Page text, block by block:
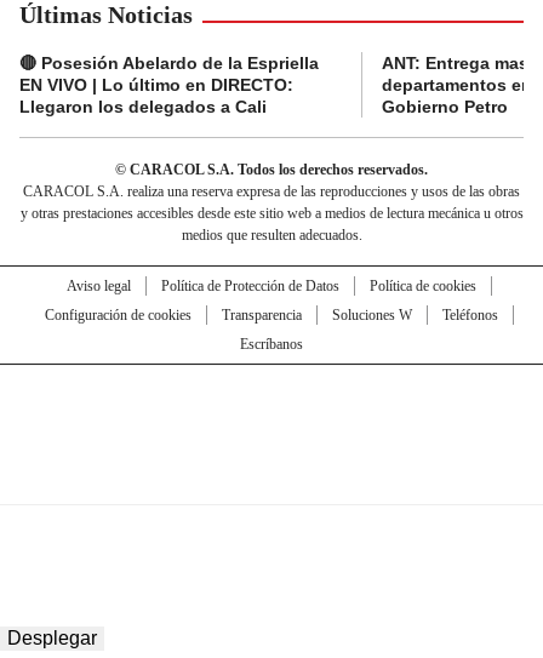
Últimas Noticias
🔴 Posesión Abelardo de la Espriella
EN VIVO | Lo último en DIRECTO:
Llegaron los delegados a Cali
ANT: Entrega
departamentos en
Gobierno Petro
© CARACOL S.A. Todos los derechos reservados.
CARACOL S.A. realiza una reserva expresa de las reproducciones y usos de las obras
y otras prestaciones accesibles desde este sitio web a medios de lectura mecánica u otros
medios que resulten adecuados.
Aviso legal Política de Protección de Datos
Política de cookies
Configuración de cookies
Transparencia Soluciones W
Teléfonos
Escríbanos
Desplegar